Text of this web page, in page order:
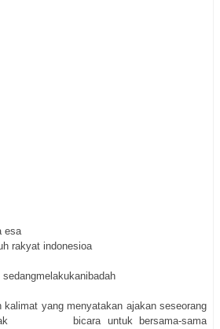
esa
rakyat indonesioa
kalimat yang menyatakan ajakan seseorang
bicara untuk bersama-sama